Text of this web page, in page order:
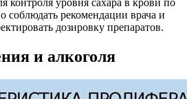
соблюдать рекомендации врача и
дозировку препаратов.
и алкоголя